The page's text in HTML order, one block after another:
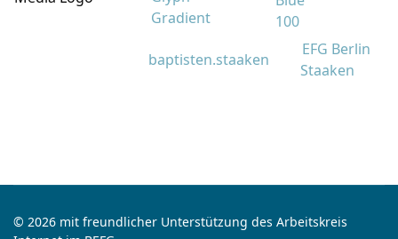
baptisten.staaken
EFG Berlin
Staaken
© 2026 mit freundlicher Unterstützung des Arbeitskreis